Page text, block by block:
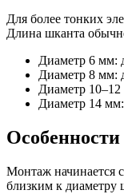
Для более тонких
Длина шканта
Диаметр 6 мм:
Диаметр 8 мм:
Диаметр
Диаметр 14
Монтаж начинается
близким к диаметру